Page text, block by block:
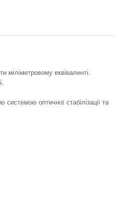
міліметровому еквіваленті.
оптичної стабілізації та